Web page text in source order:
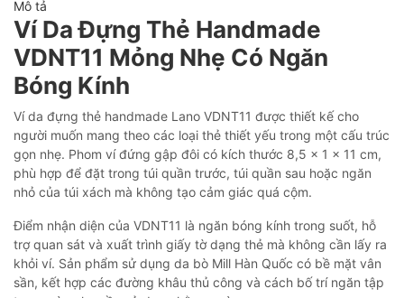
Mô tả
Ví Da Đựng Thẻ Handmade
VDNT11 Mỏng Nhẹ Có Ngăn
Bóng Kính
Ví da đựng thẻ handmade Lano VDNT11 được thiết kế cho
người muốn mang theo các loại thẻ thiết yếu trong một cấu trúc
gọn nhẹ. Phom ví đứng gập đôi có kích thước 8,5 × 1 × 11 cm,
phù hợp để đặt trong túi quần trước, túi quần sau hoặc ngăn
nhỏ của túi xách mà không tạo cảm giác quá cộm.
Điểm nhận diện của VDNT11 là ngăn bóng kính trong suốt, hỗ
trợ quan sát và xuất trình giấy tờ dạng thẻ mà không cần lấy ra
khỏi ví. Sản phẩm sử dụng da bò Mill Hàn Quốc có bề mặt vân
sần, kết hợp các đường khâu thủ công và cách bố trí ngăn tập